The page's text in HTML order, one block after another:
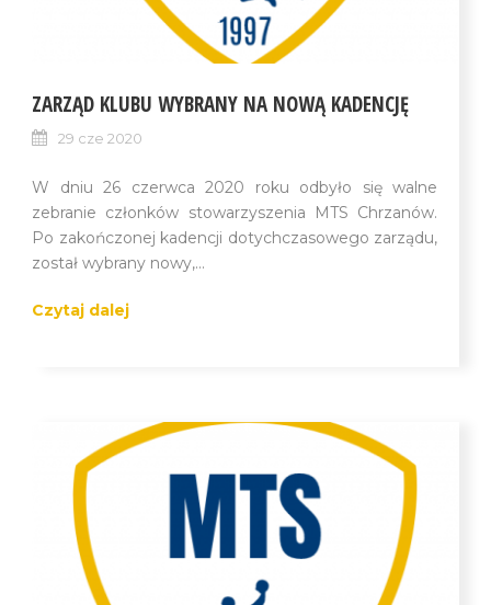
ZARZĄD KLUBU WYBRANY NA NOWĄ KADENCJĘ
29 cze 2020
W dniu 26 czerwca 2020 roku odbyło się walne
zebranie członków stowarzyszenia MTS Chrzanów.
Po zakończonej kadencji dotychczasowego zarządu,
został wybrany nowy,...
Czytaj dalej